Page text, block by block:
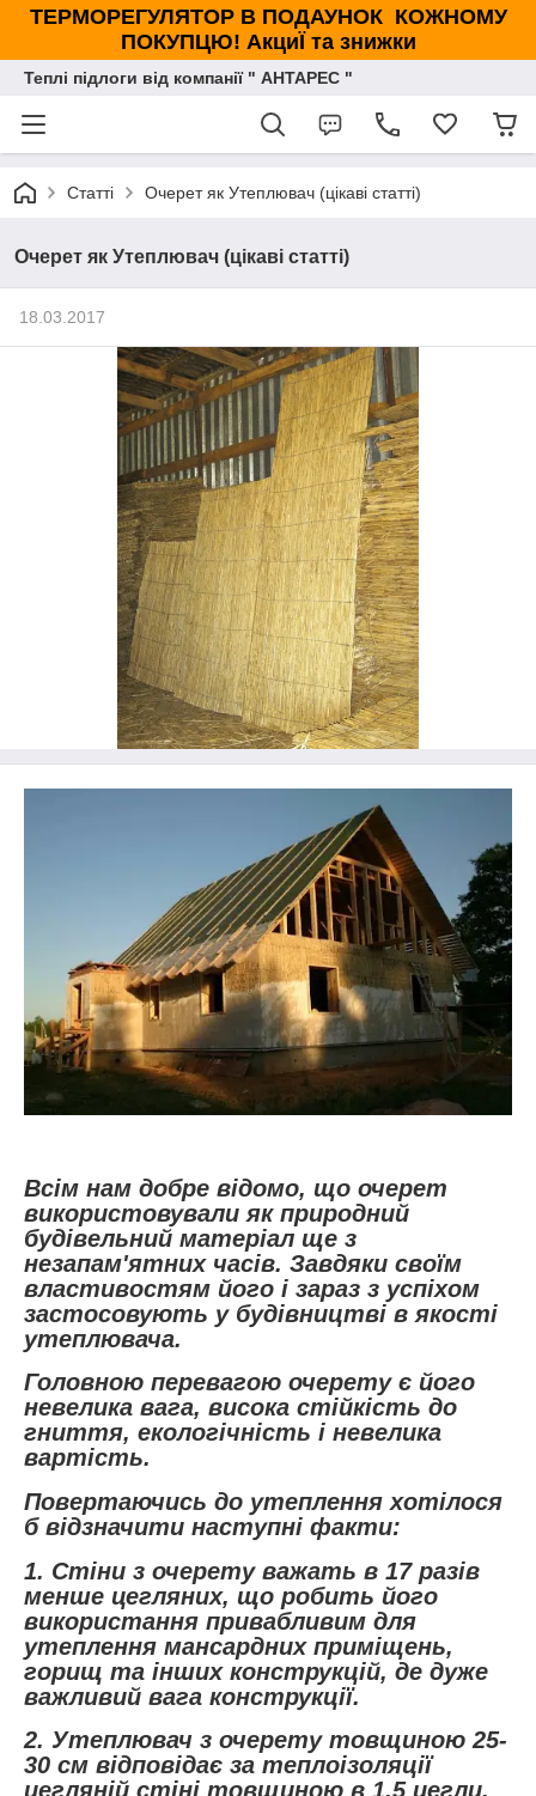
ТЕРМОРЕГУЛЯТОР В ПОДАУНОК КОЖНОМУ
ПОКУПЦЮ! АкциЇ та знижки
Теплі підлоги від компанії " АНТАРЕС "
Статті Очерет як Утеплювач (цікаві статті)
Очерет як Утеплювач (цікаві статті)
18.03.2017
Всім нам добре відомо, що очерет
використовували як природний
будівельний матеріал ще з
незапам'ятних часів. Завдяки своїм
властивостям його і зараз з успіхом
застосовують у будівництві в якості
утеплювача.
Головною перевагою очерету є його
невелика вага, висока стійкість до
гниття, екологічність і невелика
вартість.
Повертаючись до утеплення хотілося
б відзначити наступні факти:
1. Стіни з очерету важать в 17 разів
менше цегляних, що робить його
використання привабливим для
утеплення мансардних приміщень,
горищ та інших конструкцій, де дуже
важливий вага конструкції.
2. Утеплювач з очерету товщиною 25-
30 см відповідає за теплоізоляції
цегляній стіні товщиною в 1,5 цегли.